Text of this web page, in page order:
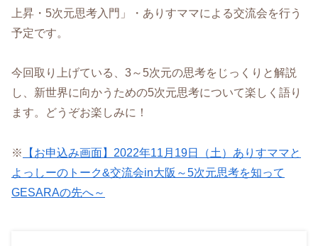
上昇・5次元思考入門」・ありすママによる交流会を行う
予定です。
今回取り上げている、3～5次元の思考をじっくりと解説
し、新世界に向かうための5次元思考について楽しく語り
ます。どうぞお楽しみに！
※
【お申込み画面】2022年11月19日（土）ありすママと
よっしーのトーク&交流会in大阪～5次元思考を知って
GESARAの先へ～